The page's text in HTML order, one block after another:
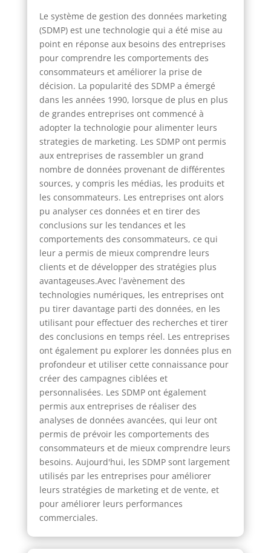
Le système de gestion des données marketing
(SDMP) est une technologie qui a été mise au
point en réponse aux besoins des entreprises
pour comprendre les comportements des
consommateurs et améliorer la prise de
décision. La popularité des SDMP a émergé
dans les années 1990, lorsque de plus en plus
de grandes entreprises ont commencé à
adopter la technologie pour alimenter leurs
strategies de marketing. Les SDMP ont permis
aux entreprises de rassembler un grand
nombre de données provenant de différentes
sources, y compris les médias, les produits et
les consommateurs. Les entreprises ont alors
pu analyser ces données et en tirer des
conclusions sur les tendances et les
comportements des consommateurs, ce qui
leur a permis de mieux comprendre leurs
clients et de développer des stratégies plus
avantageuses.Avec l'avènement des
technologies numériques, les entreprises ont
pu tirer davantage parti des données, en les
utilisant pour effectuer des recherches et tirer
des conclusions en temps réel. Les entreprises
ont également pu explorer les données plus en
profondeur et utiliser cette connaissance pour
créer des campagnes ciblées et
personnalisées. Les SDMP ont également
permis aux entreprises de réaliser des
analyses de données avancées, qui leur ont
permis de prévoir les comportements des
consommateurs et de mieux comprendre leurs
besoins. Aujourd'hui, les SDMP sont largement
utilisés par les entreprises pour améliorer
leurs stratégies de marketing et de vente, et
pour améliorer leurs performances
commerciales.